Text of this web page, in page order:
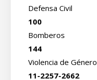
Defensa Civil
100
Bomberos
144
Violencia de Género
11-2257-2662